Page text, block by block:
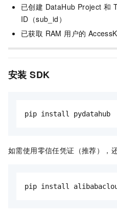
已创建 DataHub Project 和
ID（sub_id）
已获取 RAM 用户的
安装 SDK
pip install pydatahub
如需使用零信任凭证（推荐），
pip install